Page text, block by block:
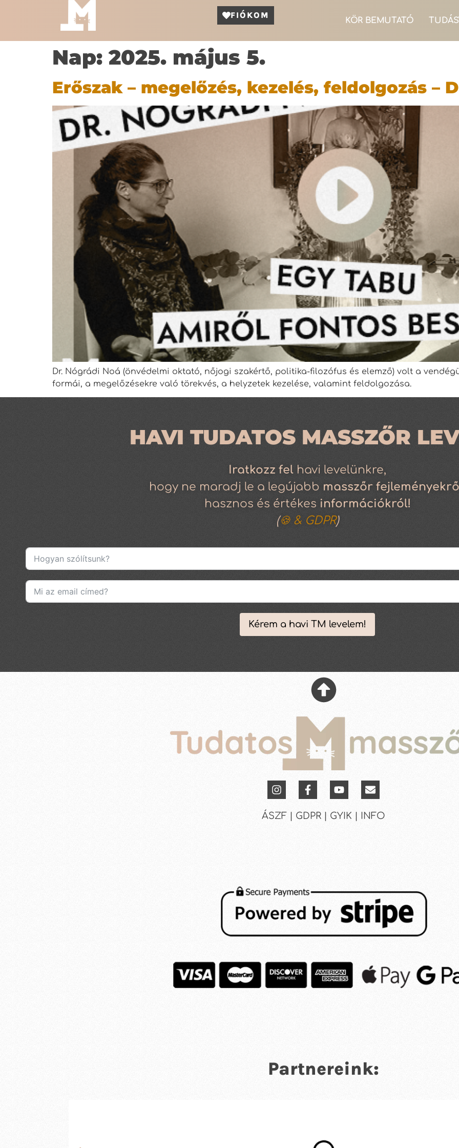
FIÓKOM
KÖR BEMUTATÓ
Nap:2025. május 5.
Erőszak – megelőzés, kezelés, feldolgozás –
Dr. Nógrádi Noá (önvédelmi oktató, nőjogi szakértő, politika-filozófus és elemző) volt a
formái, a megelőzésekre való törekvés, a helyzetek kezelése, valamint feldolgozása.
HAVI TUDATOS MASSZŐR
Iratkozz fel havi levelünkre,
hogy ne maradj le a legújabb masszőr
hasznos és értékes információkról!
(🍪 & GDPR)
Kérem a havi TM levelem!
ÁSZF | GDPR | GYIK | INFO
Partnereink: